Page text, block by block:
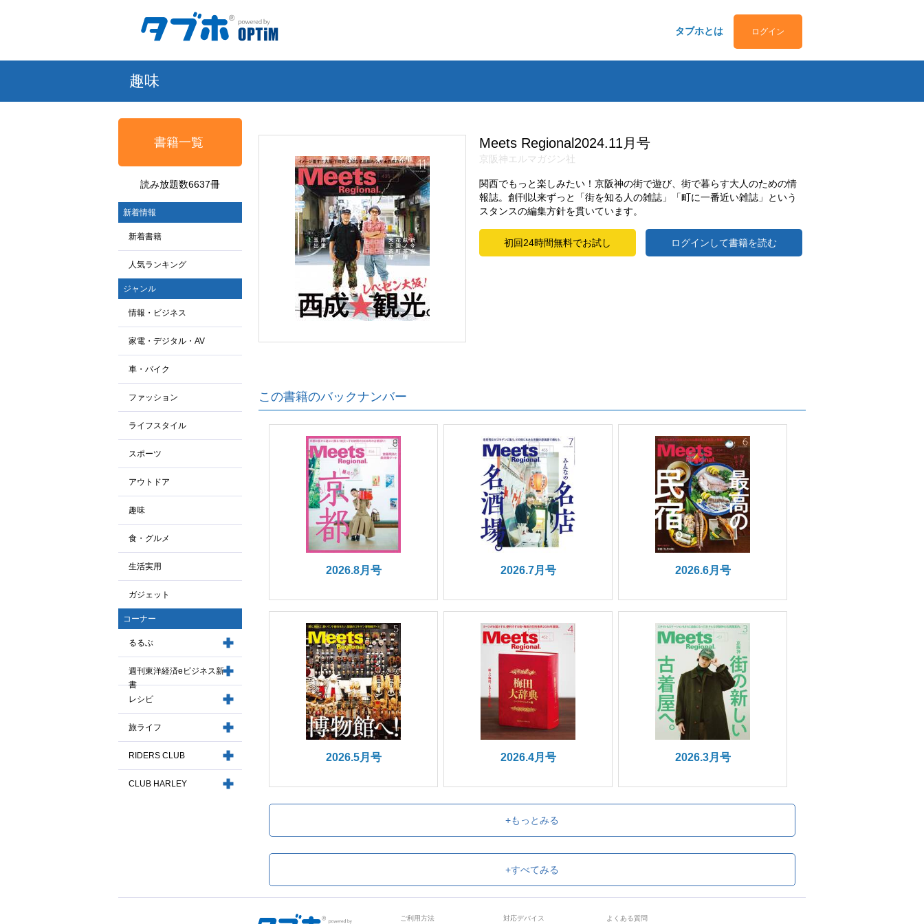
タブホとは ログイン
趣味
書籍一覧
読み放題数6637冊
新着情報
新着書籍
人気ランキング
ジャンル
情報・ビジネス
家電・デジタル・AV
車・バイク
ファッション
ライフスタイル
スポーツ
アウトドア
趣味
食・グルメ
生活実用
ガジェット
コーナー
るるぶ
週刊東洋経済eビジネス新
書
レシピ
旅ライフ
RIDERS CLUB
CLUB HARLEY
Meets Regional2024.11月号
京阪神エルマガジン社
関西でもっと楽しみたい！京阪神の街で遊び、街で暮らす大人のための情
報誌。創刊以来ずっと「街を知る人の雑誌」「町に一番近い雑誌」という
スタンスの編集方針を貫いています。
初回24時間無料でお試し ログインして書籍を読む
この書籍のバックナンバー
2026.8月号 2026.7月号 2026.6月号
2026.5月号 2026.4月号 2026.3月号
+もっとみる
+すべてみる
ご利用方法 対応デバイス よくある質問